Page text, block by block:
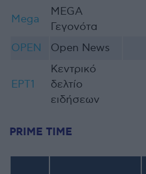
Mega
MEGA
Γεγονότα
OPEN Open News
ΕΡΤ1
Κεντρικό
δελτίο
ειδήσεων
PRIME TIME